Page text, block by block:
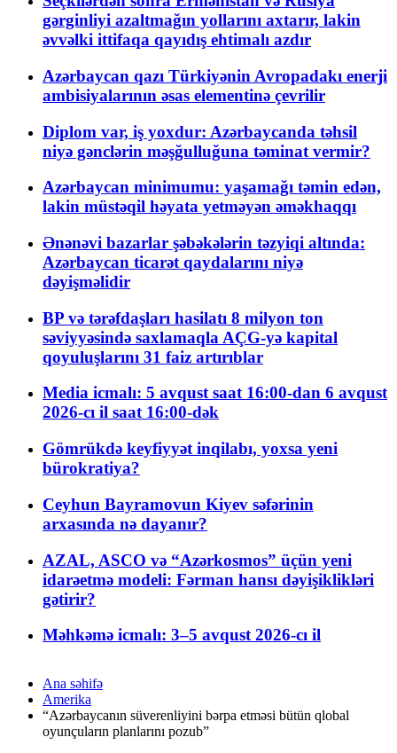
gərginliyi azaltmağın yollarını axtarır, lakin
əvvəlki ittifaqa qayıdış ehtimalı azdır
Azərbaycan qazı Türkiyənin Avropadakı enerji
ambisiyalarının əsas elementinə çevrilir
Diplom var, iş yoxdur: Azərbaycanda təhsil
niyə gənclərin məşğulluğuna təminat vermir?
Azərbaycan minimumu: yaşamağı təmin edən,
lakin müstəqil həyata yetməyən əməkhaqqı
Ənənəvi bazarlar şəbəkələrin təzyiqi altında:
Azərbaycan ticarət qaydalarını niyə
dəyişməlidir
BP və tərəfdaşları hasilatı 8 milyon ton
səviyyəsində saxlamaqla AÇG-yə kapital
qoyuluşlarını 31 faiz artırıblar
Media icmalı: 5 avqust saat 16:00-dan 6 avqust
2026-cı il saat 16:00-dək
Gömrükdə keyfiyyət inqilabı, yoxsa yeni
bürokratiya?
Ceyhun Bayramovun Kiyev səfərinin
arxasında nə dayanır?
AZAL, ASCO və “Azərkosmos” üçün yeni
idarəetmə modeli: Fərman hansı dəyişiklikləri
gətirir?
Məhkəmə icmalı: 3–5 avqust 2026-cı il
Ana səhifə
Amerika
“Azərbaycanın süverenliyini bərpa etməsi bütün qlobal
oyunçuların planlarını pozub”